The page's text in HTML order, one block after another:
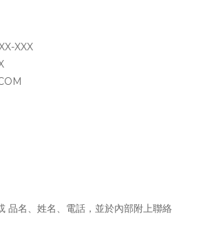
XXX
品名、姓名、電話，並於內部附上聯絡